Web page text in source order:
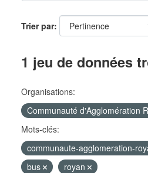
Trier par
1 jeu de données
Organisations:
Communauté d'Agglomération
Mots-clés:
communaute-agglomeration-
bus
royan